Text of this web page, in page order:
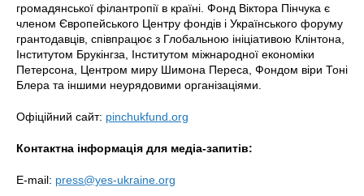
громадянської філантропії в країні. Фонд Віктора Пінчука є
членом Європейського Центру фондів і Українського форуму
грантодавців, співпрацює з Глобальною ініціативою Клінтона,
Інститутом Брукінгза, Інститутом міжнародної економіки
Петерсона, Центром миру Шимона Переса, Фондом віри Тоні
Блера та іншими неурядовими організаціями.
Офіційний сайт: pinchukfund.org
Контактна інформація для медіа-запитів:
E-mail: press@yes-ukraine.org